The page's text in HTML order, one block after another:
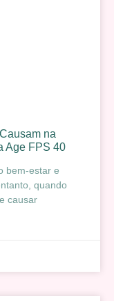
na
Age FPS 40
bem-estar e
quando
causar